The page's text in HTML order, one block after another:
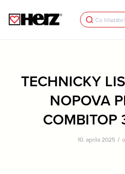
Search
for:
TECHNICKY
NOPOVA
COMBITOP
10. apríla 2025 /